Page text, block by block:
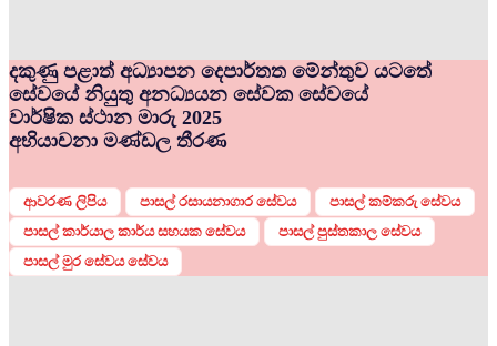
දකුණු පළාත් අධ්‍යාපන දෙපාර්තත මේන්තුව යටතේ
සේවයේ නියුතු අනධ්‍යයන සේවක සේවයේ
වාර්ෂික ස්ථාන මාරු 2025
අභියාචනා මණ්ඩල තීරණ
ආවරණ ලිපිය පාසල් රසායනාගාර සේවය
පාසල් කම්කරු සේවය
පාසල් කාර්යාල කාර්ය සහයක සේවය
පාසල් පුස්තකාල සේවය
පාසල් මුර සේවය සේවය